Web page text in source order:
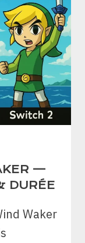
—
DURÉE
Waker